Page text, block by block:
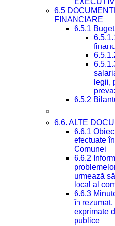
6.5
FINANCIARE
6.5.1
legii,
6.5.2
6.6. ALTE
6.6.1
efectuate
Comunei
6.6.2
urmează
local al
6.6.3
în rezumat,
exprimate
publice